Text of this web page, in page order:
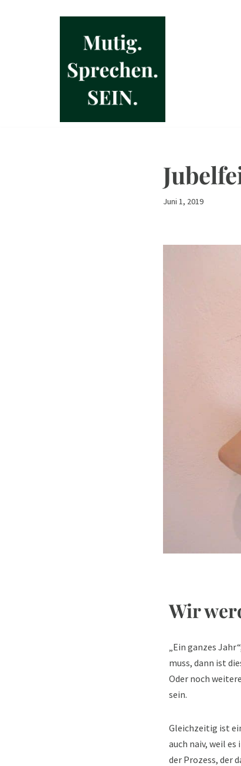
Juni 1, 2019
Wir
„Ein ganzes
muss, dann ist
Oder noch
sein.
Gleichzeitig ist
auch naiv, weil
der Prozess, der